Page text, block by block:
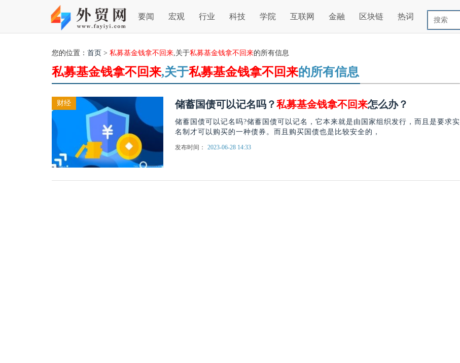
要闻 宏观 行业 科技 学院 互联网 金融 区块链 热词
您的位置： 首页 > 私募基金钱拿不回来,关于私募基金钱拿不回来的所有信息
私募基金钱拿不回来,关于私募基金钱拿不回来的所有信息
财经 储蓄国债可以记名吗？私募基金钱拿不回来怎么办？
储蓄国债可以记名吗?储蓄国债可以记名，它本来就是由国家组织发行，而且是要求实
名制才可以购买的一种债券。而且购买国债也是比较安全的，
发布时间： 2023-06-28 14:33